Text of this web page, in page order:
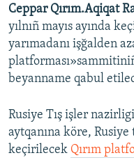
Ceppar Qırım.Aqiqat
yılnıñ mayıs ayında
yarımadanı işğalden
beyanname qabul
Rusiye Tış işler
aytqanına köre,
keçirilecek Qırım